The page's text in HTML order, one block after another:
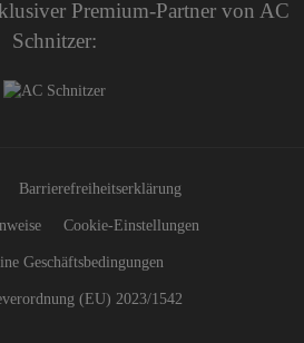
Premium-Partner von AC
Schnitzer:
Barrierefreiheitserklärung
Cookie-Einstellungen
Geschäftsbedingungen
(EU) 2023/1542